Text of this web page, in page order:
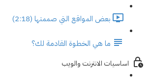
بعض المواقع التي صممتها (2:18)
ما هي الخطوة القادمة لك؟
اساسيات الانترنت والويب